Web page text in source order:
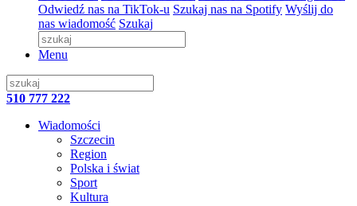
Odwiedź nas na TikTok-u Szukaj nas na Spotify Wyślij do
nas wiadomość Szukaj
Menu
510 777 222
Wiadomości
Szczecin
Region
Polska i świat
Sport
Kultura